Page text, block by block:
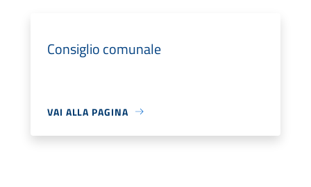
Consiglio comunale
VAI ALLA PAGINA